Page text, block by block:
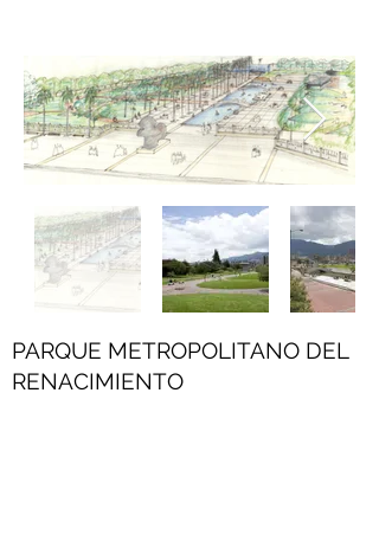
PARQUE METROPOLITANO DEL
RENACIMIENTO